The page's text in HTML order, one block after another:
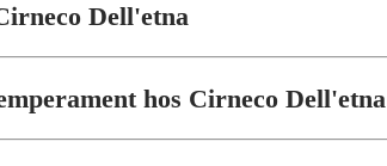
Dell'etna
hos Cirneco Dell'etna